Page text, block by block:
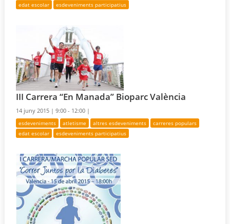
edat escolar
esdeveniments participatius
III Carrera “En Manada” Bioparc València
14 juny 2015 |9:00 - 12:00 |
esdeveniments atletisme altres esdeveniments
carreres populars
edat escolar
esdeveniments participatius